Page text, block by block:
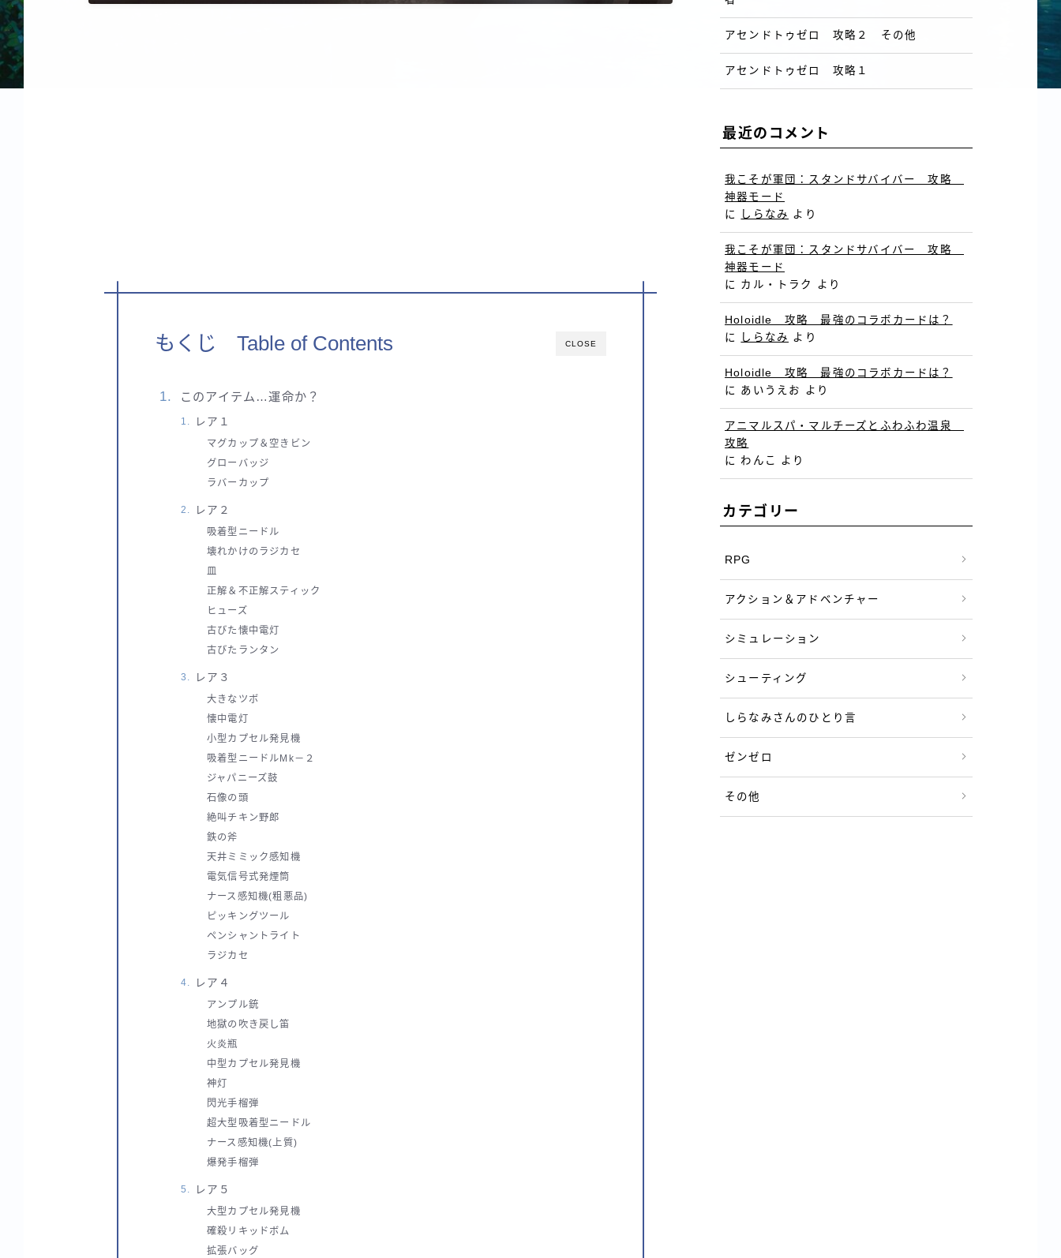
CLOSE
もくじ Table of Contents
このアイテム…運命か？
レア１
マグカップ＆空きビン
グローバッジ
ラバーカップ
レア２
吸着型ニードル
壊れかけのラジカセ
皿
正解＆不正解スティック
ヒューズ
古びた懐中電灯
古びたランタン
レア３
大きなツボ
懐中電灯
小型カプセル発見機
吸着型ニードルMk－２
ジャパニーズ鼓
石像の頭
絶叫チキン野郎
鉄の斧
天井ミミック感知機
電気信号式発煙筒
ナース感知機(粗悪品)
ピッキングツール
ペンシャントライト
ラジカセ
レア４
アンプル銃
地獄の吹き戻し笛
火炎瓶
中型カプセル発見機
神灯
閃光手榴弾
超大型吸着型ニードル
ナース感知機(上質)
爆発手榴弾
レア５
大型カプセル発見機
確殺リキッドボム
拡張バッグ
アセンドトゥゼロ 攻略２ その他
アセンドトゥゼロ 攻略１
最近のコメント
我こそが軍団：スタンドサバイバー 攻略
神器モード
に
しらなみ より
我こそが軍団：スタンドサバイバー 攻略
神器モード
に カル・トラク より
Holoidle 攻略 最強のコラボカードは？
に
しらなみ より
Holoidle 攻略 最強のコラボカードは？
に あいうえお より
アニマルスパ・マルチーズとふわふわ温泉
攻略
にわんこ より
カテゴリー
RPG
アクション＆アドベンチャー
シミュレーション
シューティング
しらなみさんのひとり言
ゼンゼロ
その他